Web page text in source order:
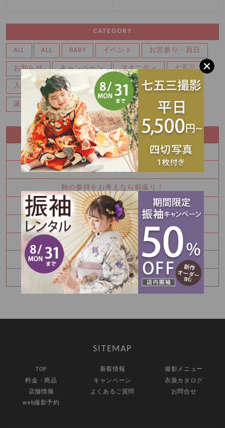
CATEGORY
ALL ALL BABY イベント お宮参り・百日
お知らせ キャンペーン マタニティ 七五三
入園・入学 写真 卒業 卒業袴 成人式
誕生日・バースデー
RECENT ENTRY
100日祝い撮影もできます♪
振袖を決めるなら今！
秋の参拝をお考えなら前撮り！
かわいい金太郎さん
夏休み中に振袖を決めませんか？
お宮参り・百日祝いはご家族撮影もおすすめです
七五三8月キャンペーン✨
ハーフバースデー撮影のご予約承り中です
SITEMAP
TOP 新着情報
撮影メニュー
料金・商品
キャンペーン
衣装カタログ
店舗情報
よくあるご質問
お問合せ
web撮影予約